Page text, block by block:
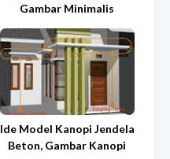
Gambar Minimalis
Ide Model Kanopi Jendela
Beton, Gambar Kanopi